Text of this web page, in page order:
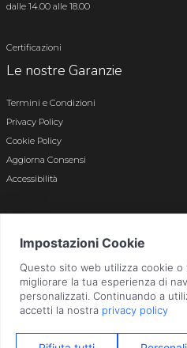
dalle 14.00 alle 18.00
Certificazioni
Le nostre Garanzie
Termini e Condizioni
Privacy Policy
Cookie Policy
Aggiorna Consensi
Accessibilità
Bergamo n. 01496180165 ·